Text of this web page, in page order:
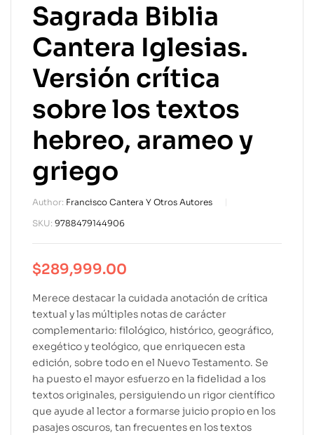
Sagrada Biblia
Cantera Iglesias.
Versión crítica
sobre los textos
hebreo, arameo y
griego
Author: Francisco Cantera Y Otros Autores
SKU: 9788479144906
$289,999.00
Merece destacar la cuidada anotación de crítica
textual y las múltiples notas de carácter
complementario: filológico, histórico, geográfico,
exegético y teológico, que enriquecen esta
edición, sobre todo en el Nuevo Testamento. Se
ha puesto el mayor esfuerzo en la fidelidad a los
textos originales, persiguiendo un rigor científico
que ayude al lector a formarse juicio propio en los
pasajes oscuros, tan frecuentes en los textos